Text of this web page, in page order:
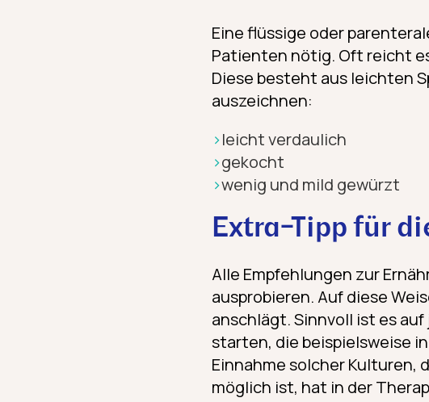
Eine flüssige oder
Patienten nötig. Oft reicht
Diese besteht aus leichten
auszeichnen:
leicht verdaulich
gekocht
wenig und mild gewürzt
Extra-Tipp für
Alle Empfehlungen zur
ausprobieren. Auf diese
anschlägt. Sinnvoll ist es
starten, die beispielsweise
Einnahme solcher Kulturen,
möglich ist, hat in der